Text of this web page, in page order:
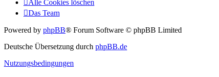
Alle Cookies löschen
Das Team
Powered by phpBB® Forum Software © phpBB Limited
Deutsche Übersetzung durch phpBB.de
Nutzungsbedingungen